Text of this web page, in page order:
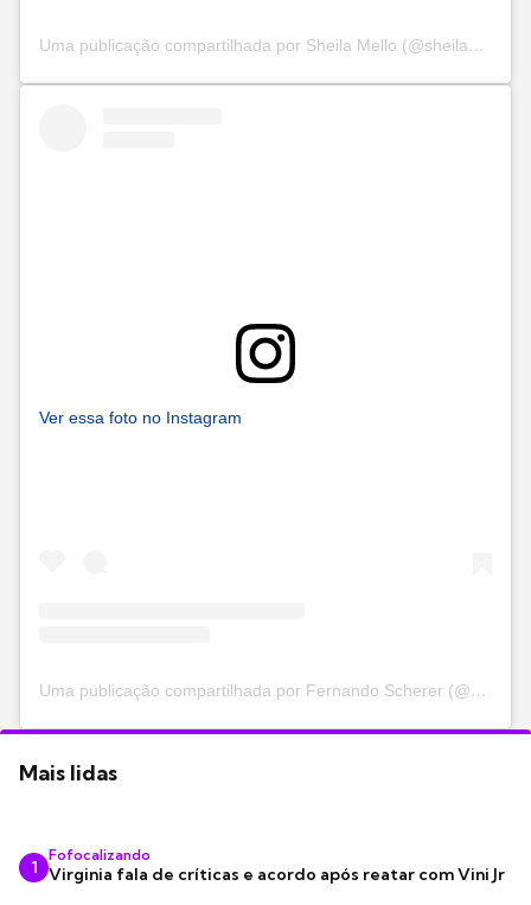
Uma publicação compartilhada por Sheila Mello (@sheilamello)
Ver essa foto no Instagram
Uma publicação compartilhada por Fernando Scherer (@xuxanatacao)
Mais lidas
1
Fofocalizando
Virginia fala de críticas e acordo após reatar com Vini Jr